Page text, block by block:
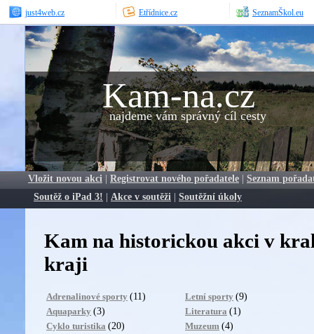
just4web.cz Etřídnice.cz SeznamŠkol.eu
Kam-na.cz
najdeme vám správný cíl cesty
Vložit novou akci | Registrovat nového pořadatele | Seznam
Soutěž o iPad 3! | Akce v soutěži | Soutěžní úkoly
Kam na historickou akci v
kraji
Adrenalinové sporty (11)
Aquaparky (3)
Cyklo turistika (20)
Letní sporty (9)
Literatura (1)
Muzeum (4)